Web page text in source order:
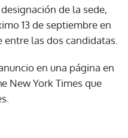
de la sede,
13 de septiembre en
entre las dos candidatas.
en una página en
New York Times que